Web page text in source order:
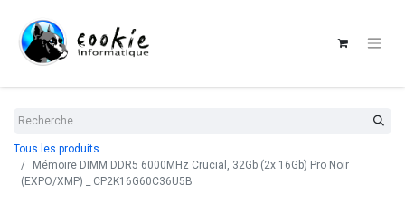
Tous les produits
Mémoire DIMM DDR5 6000MHz Crucial, 32Gb (2x 16Gb) Pro Noir
(EXPO/XMP) _ CP2K16G60C36U5B